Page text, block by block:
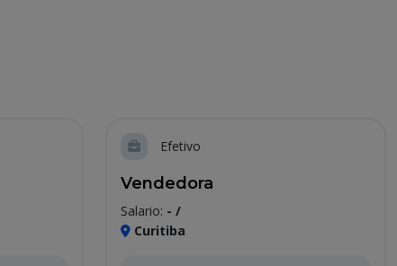
Efetivo
Vendedora
Salario: - /
Curitiba